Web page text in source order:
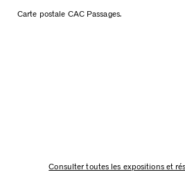
Carte postale CAC Passages.
Consulter toutes les expositions et